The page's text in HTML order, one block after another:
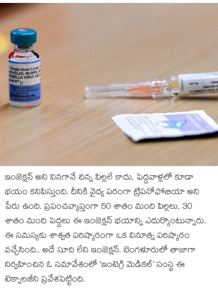
ఇంజెక్షన్ అని వినగానే చిన్న పిల్లలే కాదు, పెద్దవాళ్లలో కూడా
భయం కనిపిస్తుంది. దీనికి వైద్య పరంగా ట్రిపనోఫోబియా అని
పేరు ఉంది. ప్రపంచవ్యాప్తంగా 50 శాతం మంది పిల్లలు, 30
శాతం మంది పెద్దలు ఈ ఇంజెక్షన్ భయాన్ని ఎదుర్కొంటున్నారు.
ఈ సమస్యకు శాశ్వత పరిష్కారంగా ఒక వినూత్న పరిష్కారం
వచ్చేసింది.. అదే సూది లేని ఇంజెక్షన్. బెంగళూరులో తాజాగా
నిర్వహించిన ఓ సమావేశంలో ‘ఇంటెగ్రి మెడికల్’ సంస్థ ఈ
టెక్నాలజీని ప్రవేశపెట్టింది.